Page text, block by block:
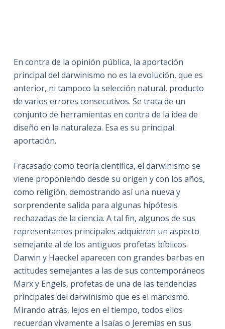
En contra de la opinión pública, la aportación
principal del darwinismo no es la evolución, que es
anterior, ni tampoco la selección natural, producto
de varios errores consecutivos. Se trata de un
conjunto de herramientas en contra de la idea de
diseño en la naturaleza. Esa es su principal
aportación.
Fracasado como teoría científica, el darwinismo se
viene proponiendo desde su origen y con los años,
como religión, demostrando así una nueva y
sorprendente salida para algunas hipótesis
rechazadas de la ciencia. A tal fin, algunos de sus
representantes principales adquieren un aspecto
semejante al de los antiguos profetas bíblicos.
Darwin y Haeckel aparecen con grandes barbas en
actitudes semejantes a las de sus contemporáneos
Marx y Engels, profetas de una de las tendencias
principales del darwinismo que es el marxismo.
Mirando atrás, lejos en el tiempo, todos ellos
recuerdan vivamente a Isaías o Jeremías en sus